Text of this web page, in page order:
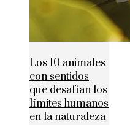
Los 10 animales
con sentidos
que desafían los
límites humanos
en la naturaleza